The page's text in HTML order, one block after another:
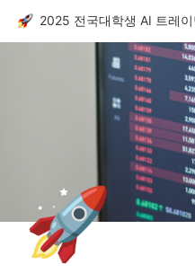
2025 전국대학생 AI 트레이
🚀